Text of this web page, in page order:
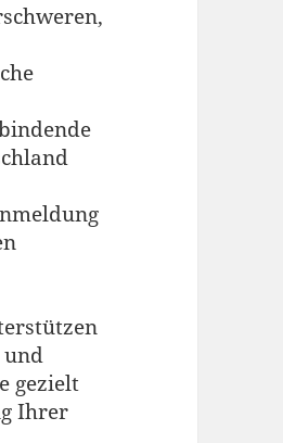
und
gezielt
Ihrer